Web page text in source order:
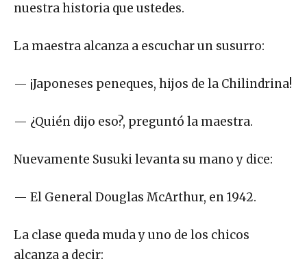
nuestra historia que ustedes.
La maestra alcanza a escuchar un susurro:
— ¡Japoneses peneques, hijos de la Chilindrina!
— ¿Quién dijo eso?, preguntó la maestra.
Nuevamente Susuki levanta su mano y dice:
— El General Douglas McArthur, en 1942.
La clase queda muda y uno de los chicos
alcanza a decir: